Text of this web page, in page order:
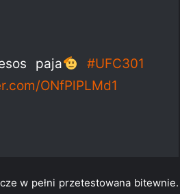
paja
#UFC301
ONfPlPLMd1
w pełni przetestowana bitewnie.